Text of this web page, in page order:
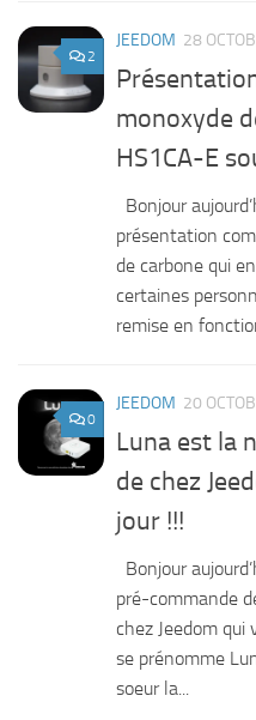
2
JEEDOM 28
monoxyde
HS1CA-E
Bonjour
présentation
de carbone qui
certaines
remise en
0
JEEDOM 20
Luna est la
de chez
jour !!!
Bonjour
pré-commande
chez Jeedom qui
se prénomme
soeur la...